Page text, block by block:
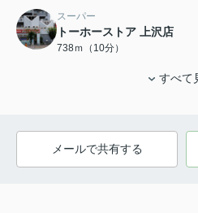
スーパー
トーホーストア 上沢店
738ｍ（10分）
すべて
メールで共有する